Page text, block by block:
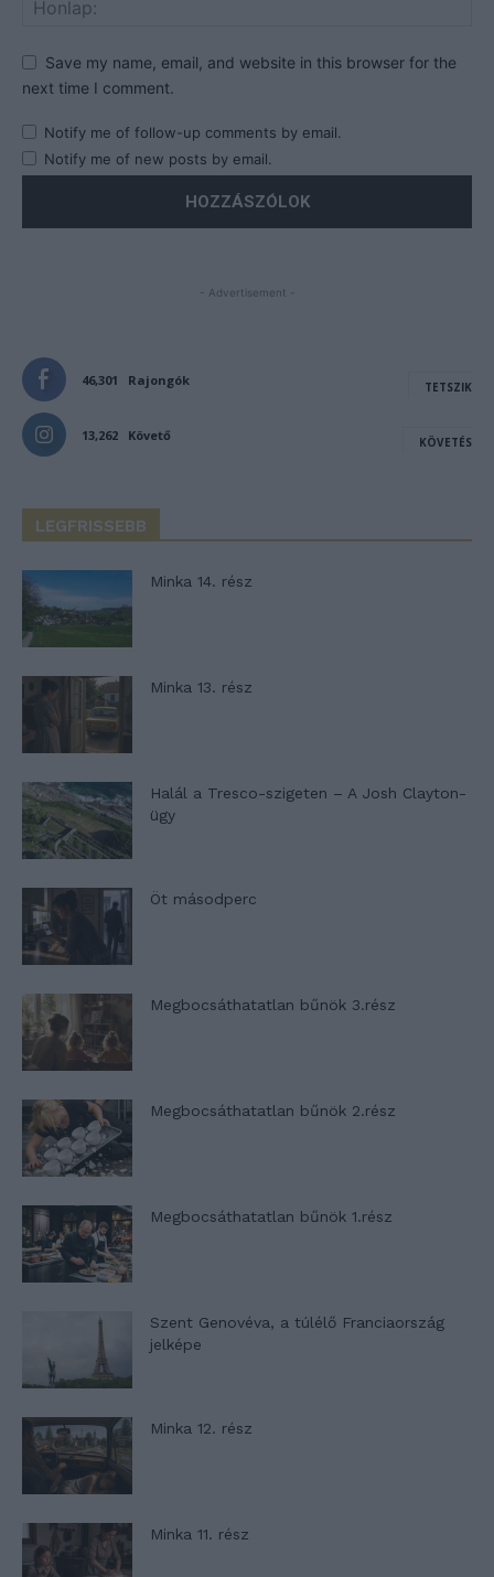
Save my name, email, and website in this browser for the
next time I comment.
Notify me of follow-up comments by email.
Notify me of new posts by email.
- Advertisement -
46,301 Rajongók TETSZIK
13,262 Követő KÖVETÉS
LEGFRISSEBB
Minka 14. rész
Minka 13. rész
Halál a Tresco-szigeten – A Josh Clayton-
ügy
Öt másodperc
Megbocsáthatatlan bűnök 3.rész
Megbocsáthatatlan bűnök 2.rész
Megbocsáthatatlan bűnök 1.rész
Szent Genovéva, a túlélő Franciaország
jelképe
Minka 12. rész
Minka 11. rész